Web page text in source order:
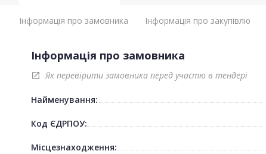
Інформація про замовника Інформація про закупівлю
Інформація про замовника
open_in_new Як перевірити замовника перед участю в тендері
Найменування:
Код ЄДРПОУ:
Місцезнаходження: